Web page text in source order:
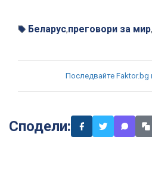
Беларус,преговори за мир,
Последвайте Faktor.bg
Сподели: